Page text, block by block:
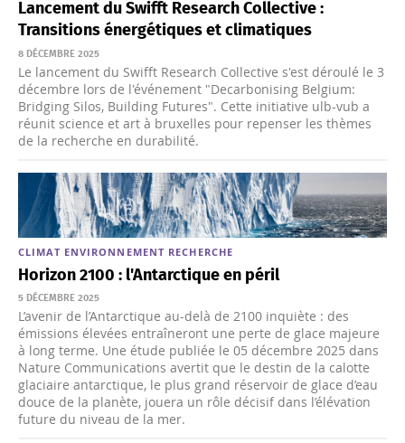
Lancement du Swifft Research Collective :
Transitions énergétiques et climatiques
8 DÉCEMBRE 2025
Le lancement du Swifft Research Collective s'est déroulé le 3
décembre lors de l'événement "Decarbonising Belgium:
Bridging Silos, Building Futures". Cette initiative ulb-vub a
réunit science et art à bruxelles pour repenser les thèmes
de la recherche en durabilité.
CLIMAT ENVIRONNEMENT RECHERCHE
Horizon 2100 : l'Antarctique en péril
5 DÉCEMBRE 2025
L’avenir de l’Antarctique au-delà de 2100 inquiète : des
émissions élevées entraîneront une perte de glace majeure
à long terme. Une étude publiée le 05 décembre 2025 dans
Nature Communications avertit que le destin de la calotte
glaciaire antarctique, le plus grand réservoir de glace d’eau
douce de la planète, jouera un rôle décisif dans l’élévation
future du niveau de la mer.